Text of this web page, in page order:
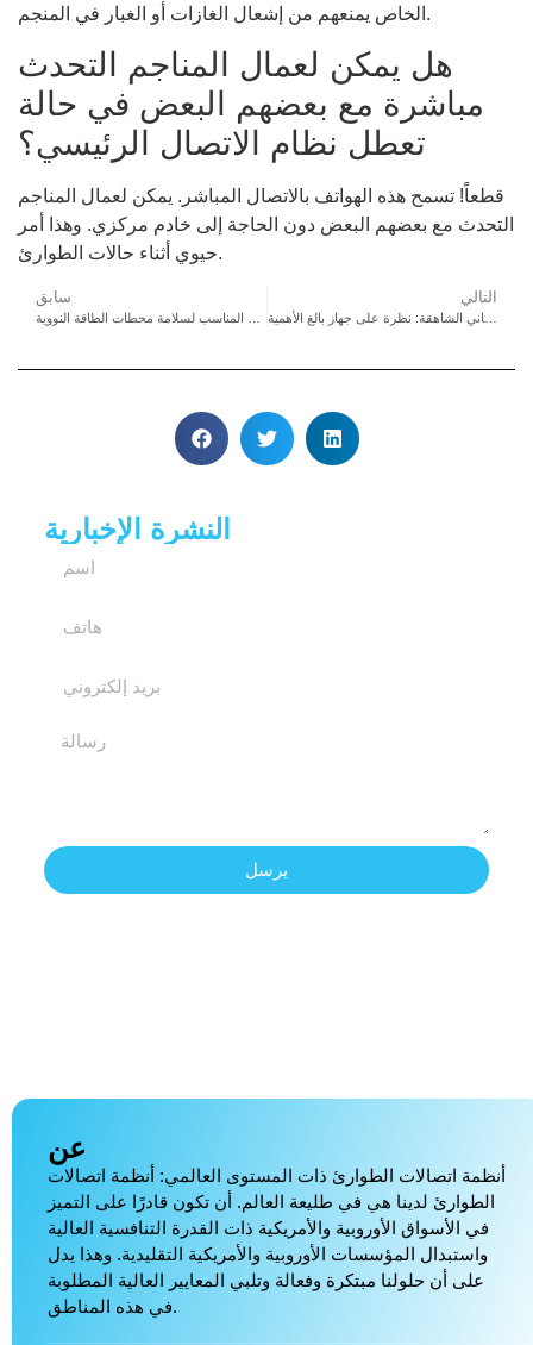
الخاص يمنعهم من إشعال الغازات أو الغبار في المنجم.
هل يمكن لعمال المناجم التحدث
مباشرة مع بعضهم البعض في حالة
تعطل نظام الاتصال الرئيسي؟
قطعاً! تسمح هذه الهواتف بالاتصال المباشر. يمكن لعمال المناجم
التحدث مع بعضهم البعض دون الحاجة إلى خادم مركزي. وهذا أمر
حيوي أثناء حالات الطوارئ.
سابق التالي
كيف تضمن هواتف الطوارئ في المصاعد السلامة في المباني الشاهقة: نظرة على جهاز بالغ الأهمية
النشرة الإخبارية
يرسل
عن
أنظمة اتصالات الطوارئ ذات المستوى العالمي: أنظمة اتصالات
الطوارئ لدينا هي في طليعة العالم. أن تكون قادرًا على التميز
في الأسواق الأوروبية والأمريكية ذات القدرة التنافسية العالية
واستبدال المؤسسات الأوروبية والأمريكية التقليدية. وهذا يدل
على أن حلولنا مبتكرة وفعالة وتلبي المعايير العالية المطلوبة
في هذه المناطق.